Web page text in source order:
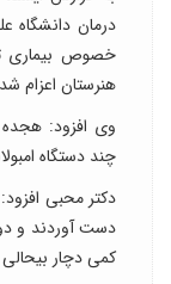
درمان دانشگاه
خصوص بیماری
هنرستان اعزام
وی افزود:
چند دستگاه
دکتر محبی
دست آوردند و
کمی دچار